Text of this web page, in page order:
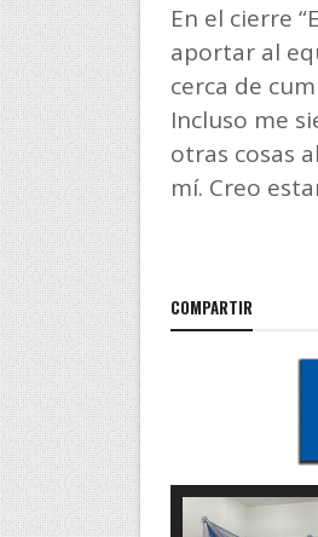
En el cierre
aportar al
cerca de
Incluso me
otras cosas
mí. Creo
COMPARTIR